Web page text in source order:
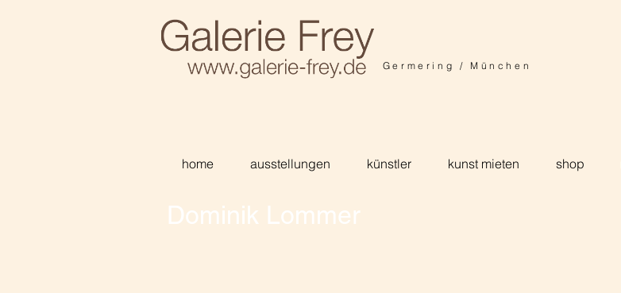
Germering / München
home ausstellungen künstler kunst mieten shop
Dominik Lommer